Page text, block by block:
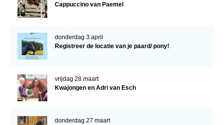
Cappuccino van Paemel
donderdag 3 april
Registreer de locatie van je paard/ pony!
vrijdag 28 maart
Kwajongen en Adri van Esch
donderdag 27 maart